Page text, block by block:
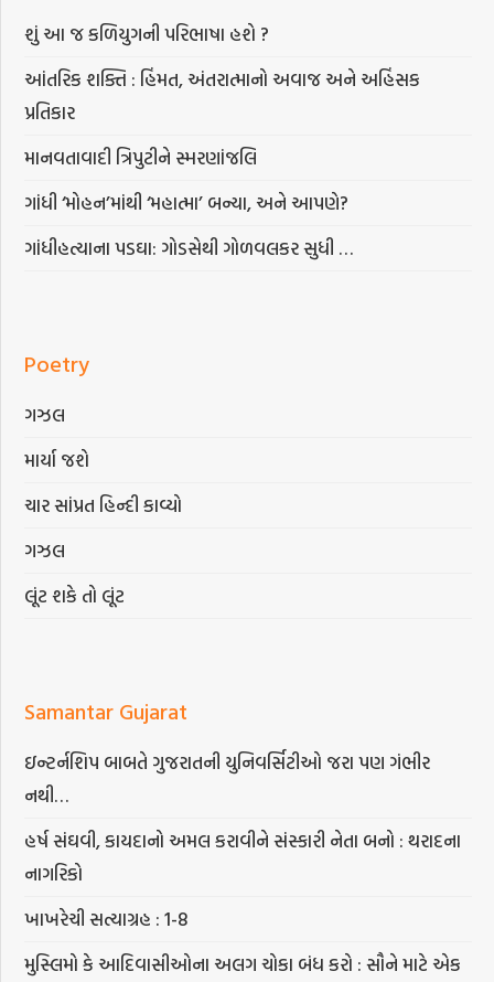
શું આ જ કળિયુગની પરિભાષા હશે ?
આંતરિક શક્તિ : હિંમત, અંતરાત્માનો અવાજ અને અહિંસક
પ્રતિકાર
માનવતાવાદી ત્રિપુટીને સ્મરણાંજલિ
ગાંધી ‘મોહન’માંથી ‘મહાત્મા’ બન્યા, અને આપણે?
ગાંધીહત્યાના પડઘા: ગોડસેથી ગોળવલકર સુધી …
Poetry
ગઝલ
માર્યા જશે
ચાર સાંપ્રત હિન્દી કાવ્યો
ગઝલ
લૂંટ શકે તો લૂંટ
Samantar Gujarat
ઇન્ટર્નશિપ બાબતે ગુજરાતની યુનિવર્સિટીઓ જરા પણ ગંભીર
નથી…
હર્ષ સંઘવી, કાયદાનો અમલ કરાવીને સંસ્કારી નેતા બનો : થરાદના
નાગરિકો
ખાખરેચી સત્યાગ્રહ : 1-8
મુસ્લિમો કે આદિવાસીઓના અલગ ચોકા બંધ કરો : સૌને માટે એક